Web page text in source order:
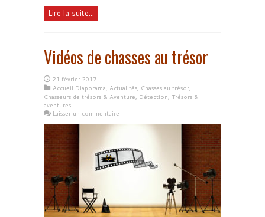
Lire la suite...
Vidéos de chasses au trésor
21 février 2017
Accueil Diaporama Actualités Chasses au trésor
Chasseurs de trésors & Aventure Détection Trésors &
aventures
Laisser un commentaire